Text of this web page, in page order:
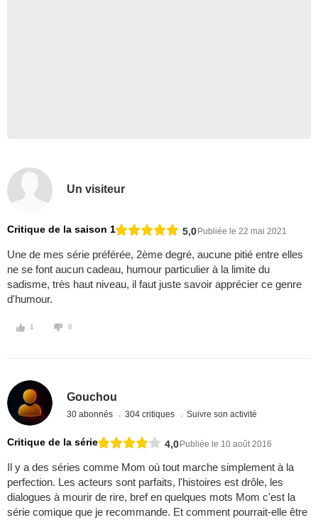
Un visiteur
Critique de la saison 1 5,0Publiée le 22 mai 2021
Une de mes série préférée, 2ème degré, aucune pitié entre elles
ne se font aucun cadeau, humour particulier à la limite du
sadisme, très haut niveau, il faut juste savoir apprécier ce genre
d'humour.
1 0
Gouchou
30 abonnés 304 critiques Suivre son activité
Critique de la série 4,0Publiée le 10 août 2016
Il y a des séries comme Mom où tout marche simplement à la
perfection. Les acteurs sont parfaits, l'histoires est drôle, les
dialogues à mourir de rire, bref en quelques mots Mom c'est la
série comique que je recommande. Et comment pourrait-elle être